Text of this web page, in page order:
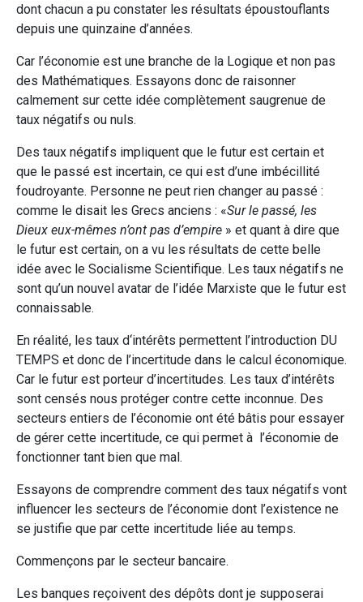
dont chacun a pu constater les résultats époustouflants
depuis une quinzaine d’années.
Car l’économie est une branche de la Logique et non pas
des Mathématiques. Essayons donc de raisonner
calmement sur cette idée complètement saugrenue de
taux négatifs ou nuls.
Des taux négatifs impliquent que le futur est certain et
que le passé est incertain, ce qui est d’une imbécillité
foudroyante. Personne ne peut rien changer au passé :
comme le disait les Grecs anciens : «Sur le passé, les
Dieux eux-mêmes n’ont pas d’empire » et quant à dire que
le futur est certain, on a vu les résultats de cette belle
idée avec le Socialisme Scientifique. Les taux négatifs ne
sont qu’un nouvel avatar de l’idée Marxiste que le futur est
connaissable.
En réalité, les taux d‘intérêts permettent l’introduction DU
TEMPS et donc de l’incertitude dans le calcul économique.
Car le futur est porteur d’incertitudes. Les taux d’intérêts
sont censés nous protéger contre cette inconnue. Des
secteurs entiers de l’économie ont été bâtis pour essayer
de gérer cette incertitude, ce qui permet à l’économie de
fonctionner tant bien que mal.
Essayons de comprendre comment des taux négatifs vont
influencer les secteurs de l’économie dont l’existence ne
se justifie que par cette incertitude liée au temps.
Commençons par le secteur bancaire.
Les banques reçoivent des dépôts dont je supposerai